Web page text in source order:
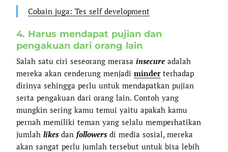
Cobain juga: Tes self development
4. Harus mendapat pujian dan
pengakuan dari orang lain
Salah satu ciri seseorang merasainsecure adalah
mereka akan cenderung menjadiminderterhadap
dirinya sehingga perlu untuk mendapatkan pujian
serta pengakuan dari orang lain. Contoh yang
mungkin sering kamu temui yaitu apakah kamu
pernah memiliki teman yang selalu memperhatikan
jumlahlikesdanfollowersdi media sosial, mereka
akan sangat perlu jumlah tersebut untuk bisa lebih